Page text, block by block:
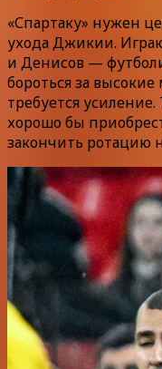
«Спартаку» нужен
ухода Джикии.
и Денисов —
бороться за
требуется
хорошо бы
закончить ротацию